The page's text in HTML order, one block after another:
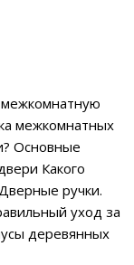
межкомнатных
Основные
Какого
Дверные ручки.
уход за
деревянных